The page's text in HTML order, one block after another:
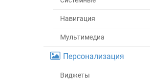
Навигация
Мультимедиа
Персонализация
Виджеты